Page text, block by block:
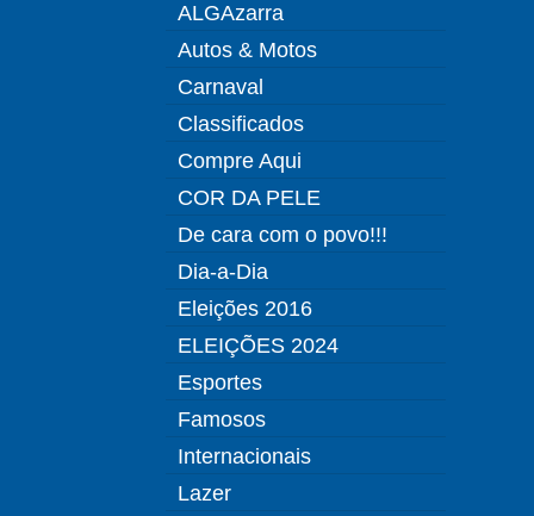
ALGAzarra
Autos & Motos
Carnaval
Classificados
Compre Aqui
COR DA PELE
De cara com o povo!!!
Dia-a-Dia
Eleições 2016
ELEIÇÕES 2024
Esportes
Famosos
Internacionais
Lazer